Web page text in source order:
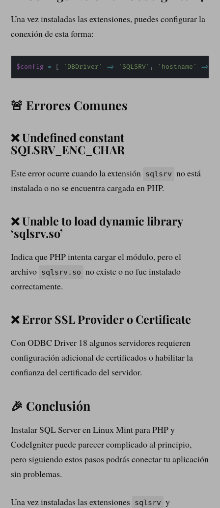
Una vez instaladas las extensiones, puedes configurar la
conexión de esta forma:
$config = [ 'DBDriver' => 'SQLSRV' , 'hostname' =>
🚨 Errores Comunes
❌ Undefined constant
SQLSRV_ENC_CHAR
Este error ocurre cuando la extensión sqlsrv no está
instalada o no se encuentra cargada en PHP.
❌ Unable to load dynamic library
‘sqlsrv.so’
Indica que PHP intenta cargar el módulo, pero el
archivo sqlsrv.so no existe o no fue instalado
correctamente.
❌ Error SSL Provider o Certificate
Con ODBC Driver 18 algunos servidores requieren
configuración adicional de certificados o habilitar la
confianza del certificado del servidor.
🎉 Conclusión
Instalar SQL Server en Linux Mint para PHP y
CodeIgniter puede parecer complicado al principio,
pero siguiendo estos pasos podrás conectar tu aplicación
sin problemas.
Una vez instaladas las extensiones sqlsrv y